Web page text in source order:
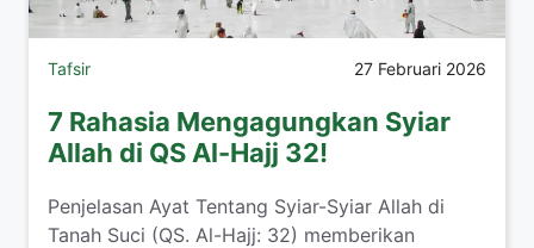
Tafsir 27 Februari 2026
7 Rahasia Mengagungkan Syiar
Allah di QS Al-Hajj 32!
Penjelasan Ayat Tentang Syiar-Syiar Allah di
Tanah Suci (QS. Al-Hajj: 32) memberikan